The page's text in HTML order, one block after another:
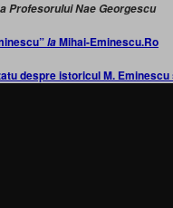
Profesorului Nae Georgescu
laMihai-Eminescu.Ro
despre istoricul M. Eminescu